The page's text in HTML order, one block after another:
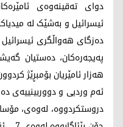
دوای تەقینەوەی
ئیسرائیل و بەشێک لە
دەزگای هەواڵگری
هەزار ئامێریان بۆمبڕێژ
ئەم وردیی و دووربینییەی
دروستکردووە، لەوەی،